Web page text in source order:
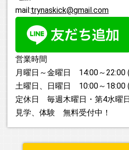
8月は11(日)、12(月)の他、21(水)～
ますのでご了承ください！詳細は営
ください。 皆様も夏休みシーズン
はガンガン来てくださいね～。
2024.07.30
8月、中学生、高校生の方を対象に
を実施します！また、同じく中学生
時～17時の間に限り、ビジター利
ただきます。夏休みの機会にキック
みてください！
mail:trynaskick@gmail.com
営業時間
月曜日～金曜日 14:00～22:00
土曜日、日曜日 10:00～18:00
定休日 毎週木曜日・第4水曜
見学、体験 無料受付中！